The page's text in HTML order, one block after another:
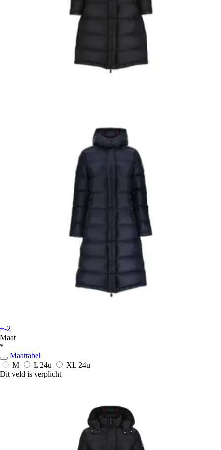
+-2
Maat
*
Maattabel
M
L 24u XL 24u
Dit veld is verplicht